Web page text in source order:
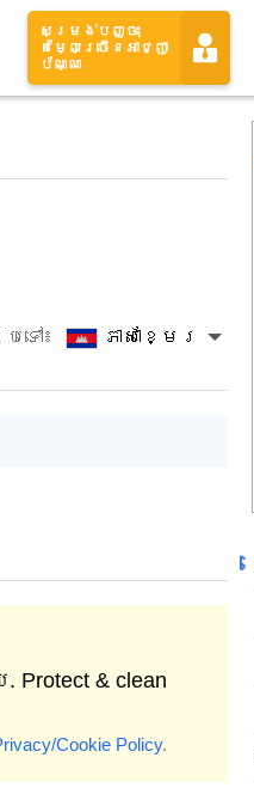
សម្រង់បញ្ចុះ
តម្លៃច្រើនអាជ្ញា
ប័ណ្ណ
ទៅ៖ ភាសាខ្មែរ
& clean
Cookie Policy.